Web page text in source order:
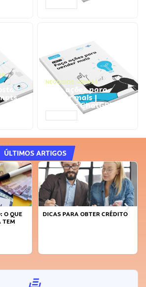
NEGÓCIOS, VENDAS
Faça ações para
vender mais |
Prompts ChatGPT
ÚLTIMOS ARTIGOS
O QUE
TEM
DICAS PARA OBTER CRÉDITO